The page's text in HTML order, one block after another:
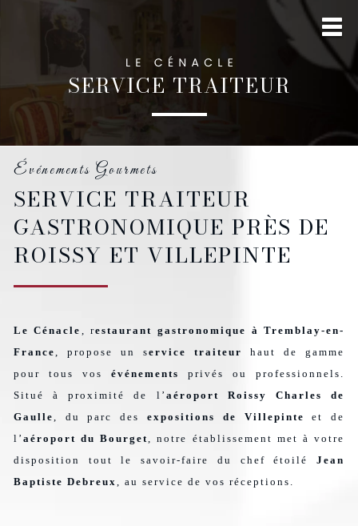
SERVICE TRAITEUR
Événements Gourmets
SERVICE TRAITEUR
GASTRONOMIQUE PRÈS DE
ROISSY ET VILLEPINTE
Le Cénacle , restaurant gastronomique à Tremblay-en-
France, propose un service traiteur
haut de gamme
pour tous vos événementsprivés ou professionnels.
Situé à proximité de l’ aéroport Roissy Charles de
Gaulle, du parc des expositions de Villepinteet de
l’ aéroport du Bourget, notre établissement met à votre
disposition tout le savoir-faire du chef étoilé
Jean
Baptiste Debreux, au service de vos réceptions.